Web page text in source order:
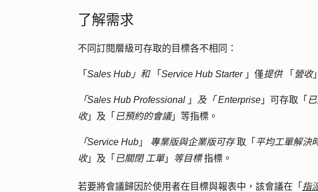
了解需求
不同訂閱層級可存取的目標各不相同：
「 Sales Hub」和 「 Service Hub Starter 」僅提供 「 營收
「Sales Hub Professional 」 及「 Enterprise 」可存取「
收」及「 已預約的會議」等指標。
「Service Hub 」 專業版與企業版可存取「 平均工單解決
收」及「 已關閉工單」 等目標指標。
若要將會議歸因於使用者在目標與報表中，該會議在「 指